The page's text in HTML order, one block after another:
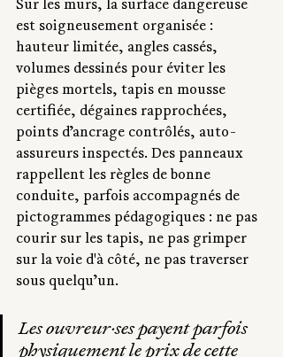
Sur les murs, la surface dangereuse
est soigneusement organisée :
hauteur limitée, angles cassés,
volumes dessinés pour éviter les
pièges mortels, tapis en mousse
certifiée, dégaines rapprochées,
points d’ancrage contrôlés, auto-
assureurs inspectés. Des panneaux
rappellent les règles de bonne
conduite, parfois accompagnés de
pictogrammes pédagogiques : ne pas
courir sur les tapis, ne pas grimper
sur la voie d'à côté, ne pas traverser
sous quelqu’un.
Les ouvreur·ses payent parfois
physiquement le prix de cette